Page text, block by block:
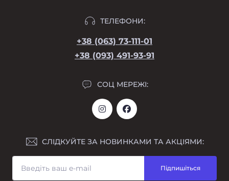
ТЕЛЕФОНИ:
+38 (063) 73-111-01
+38 (093) 491-93-91
СОЦ МЕРЕЖІ:
СЛІДКУЙТЕ ЗА НОВИНКАМИ ТА АКЦІЯМИ:
Підпишіться